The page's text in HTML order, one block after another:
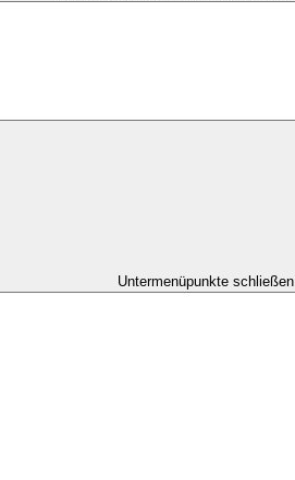
Untermenüpunkte schließen